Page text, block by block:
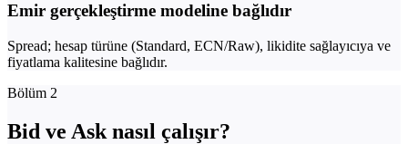
Emir gerçekleştirme modeline bağlıdır
Spread; hesap türüne (Standard, ECN/Raw), likidite sağlayıcıya ve
fiyatlama kalitesine bağlıdır.
Bölüm 2
Bid ve Ask nasıl çalışır?